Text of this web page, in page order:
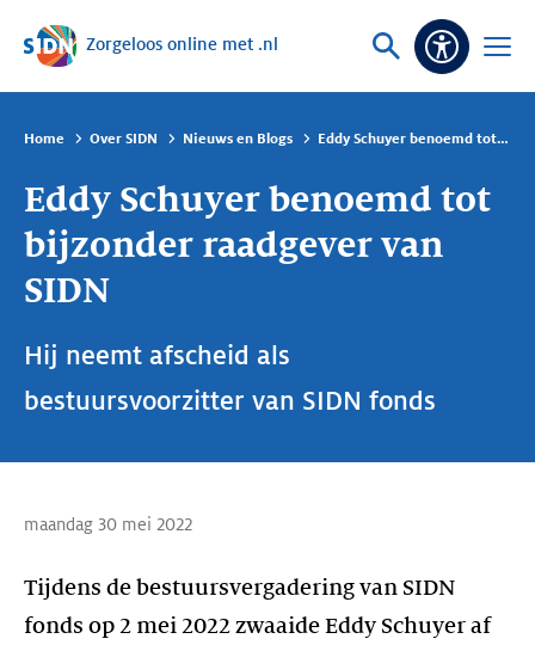
Sla navigatie over
Zorgeloos online met .nl
Vraag
Open
Home Over SIDN Nieuws en Blogs Eddy Schuyer benoemd tot bijzonder raadgever van SIDN
Eddy Schuyer benoemd tot
bijzonder raadgever van
SIDN
Hij neemt afscheid als
bestuursvoorzitter van SIDN fonds
maandag 30 mei 2022
Tijdens de bestuursvergadering van SIDN
fonds op 2 mei 2022 zwaaide Eddy Schuyer af